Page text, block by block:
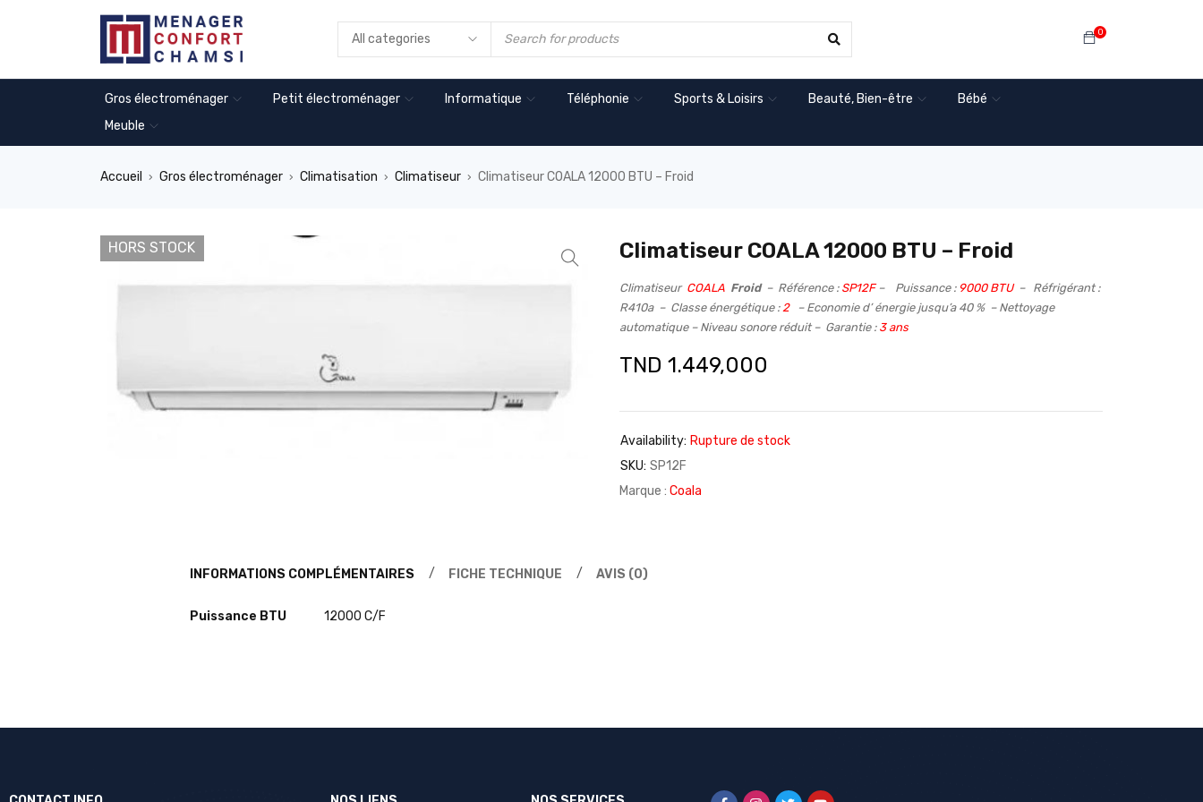
0
Gros électroménager Petit électroménager Informatique Téléphonie Sports & Loisirs Beauté, Bien-être
Bébé
Meuble
Accueil › Gros électroménager › Climatisation › Climatiseur › Climatiseur COALA 12000 BTU – Froid
HORS STOCK Climatiseur COALA 12000 BTU – Froid
ClimatiseurCOALA Froid– Référence :SP12F– Puissance : 9000 BTU– Réfrigérant :
R410a – Classe énergétique :2
– Economie d’ énergie jusqu’a 40 % – Nettoyage
automatique – Niveau sonore réduit – Garantie : 3 ans
TND 1.449,000
Availability: Rupture de stock
SKU: SP12F
Marque : Coala
INFORMATIONS COMPLÉMENTAIRES FICHE TECHNIQUE AVIS (0)
Puissance BTU 12000 C/F